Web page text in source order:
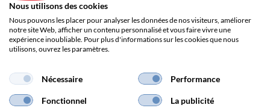
Impression Responsabilité
Nous utilisons des cookies
Nous pouvons les placer pour analyser les données de nos visiteurs, améliorer
notre site Web, afficher un contenu personnalisé et vous faire vivre une
expérience inoubliable. Pour plus d'informations sur les cookies que nous
utilisons, ouvrez les paramètres.
Nécessaire Performance
Fonctionnel La publicité